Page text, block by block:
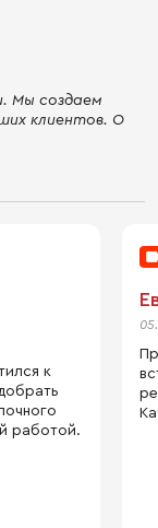
Мы создаем
клиентов. О
к
работой.